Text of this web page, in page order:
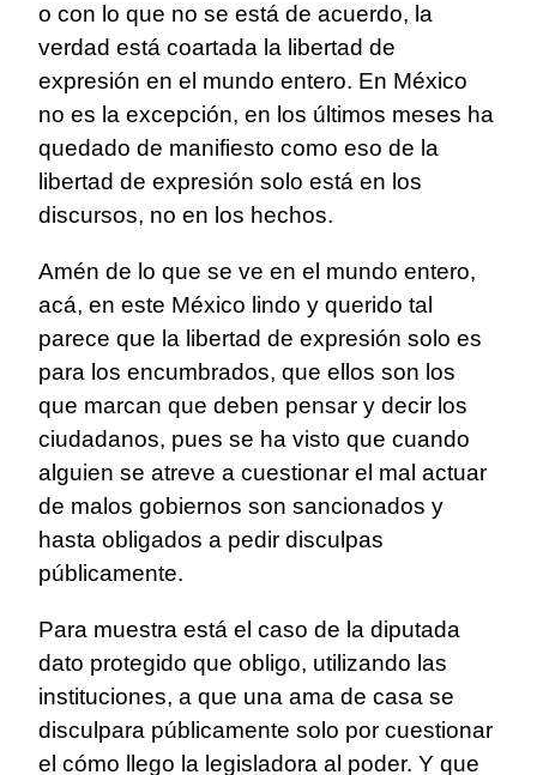
o con lo que no se está de acuerdo, la
verdad está coartada la libertad de
expresión en el mundo entero. En México
no es la excepción, en los últimos meses ha
quedado de manifiesto como eso de la
libertad de expresión solo está en los
discursos, no en los hechos.
Amén de lo que se ve en el mundo entero,
acá, en este México lindo y querido tal
parece que la libertad de expresión solo es
para los encumbrados, que ellos son los
que marcan que deben pensar y decir los
ciudadanos, pues se ha visto que cuando
alguien se atreve a cuestionar el mal actuar
de malos gobiernos son sancionados y
hasta obligados a pedir disculpas
públicamente.
Para muestra está el caso de la diputada
dato protegido que obligo, utilizando las
instituciones, a que una ama de casa se
disculpara públicamente solo por cuestionar
el cómo llego la legisladora al poder. Y que